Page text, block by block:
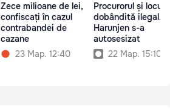
Zece milioane de lei,
confiscați în cazul
contrabandei de
cazane
23 Мар. 12:40
Procurorul și
dobândită ilegal.
Harunjen s-a
autosesizat
22 Мар. 15:10